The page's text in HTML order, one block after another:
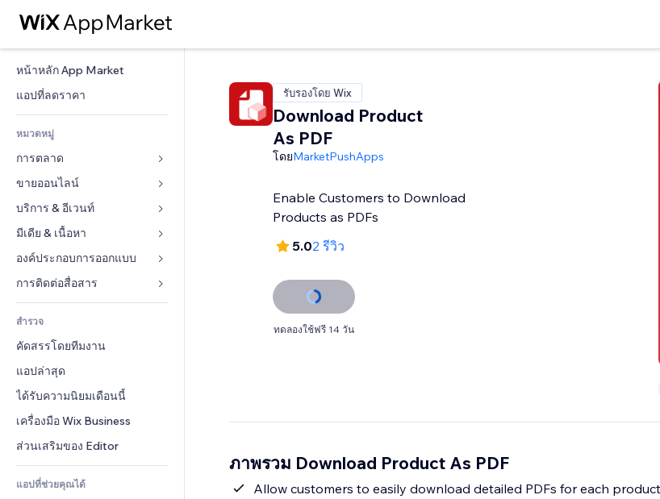
หน้าหลัก App Market
แอปที่ลดราคา
หมวดหมู่
การตลาด
โฆษณา
โทรศัพท์มือถือ
บทวิเคราะห์
โซเชียล
ทำอันดับเว็บไซต์
อีเมล
ขายออนไลน์
แอปสำหรับร้านค้า
การจัดส่ง & ส่งมอบสินค้า
ปุ่มการจำหน่าย
คอร์สออนไลน์
บัญชี
คูปอง & ความภักดีในแบรนด์
โซลูชันคลังสินค้า
การดรอปชิป
(Crowdfunding)
อาหาร & เครื่องดื่ม
บริการ & อีเวนท์
โรงแรม
อีเวนท์
ร้านอาหาร
อสังหาริมทรัพย์
การจอง
มีเดีย & เนื้อหา
แกลเลอรี
เพลง
พอดแคสต์
การถ่ายภาพ
วิดีโอ
PDF
การแชร์ไฟล์
ข่าว
องค์ประกอบการออกแบบ
แผนที่  & การนำทาง
ส่วนบุคคล & ความปลอดภัย
นาฬิกา
เทมเพลตเพจ
เอฟเฟกต์รูปภาพ
ปุ่ม & เมนู
แบนเนอร์ & สัญลักษณ์
เครื่องคำนวน
ค้นหา
อากาศ
แบบฟอร์ม
แบบสำรวจ
แชต
หมายเหตุ
โทรศัพท์
ชุมชน
รีวิว & การรับรอง
CRM
สำรวจ
คัดสรรโดยทีมงาน
แอปล่าสุด
ได้รับความนิยมเดือนนี้
เครื่องมือ Wix Business
ส่วนเสริมของ Editor
แอปที่ช่วยคุณได้
รับรองโดย Wix
Download Product
As PDF
โดยMarketPushApps
Enable Customers to Download
Products as PDFs
5.02 รีวิว
ทดลองใช้ฟรี 14 วัน
ภาพรวม Download Product As PDF
Allow customers to easily download detailed PDFs for each